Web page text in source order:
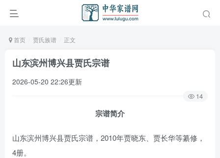
首页 贾氏族谱 正文
山东滨州博兴县贾氏宗谱
2026-05-20 22:26更新
14
宗谱简介
山东滨州博兴县贾氏宗谱，2010年贾晓东、贾长华等纂修，
4册。